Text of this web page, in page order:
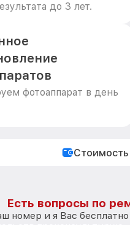
до 3 лет.
фотоаппарат в день
Стоимость
Есть вопросы по
номер и я Вас бесплатно